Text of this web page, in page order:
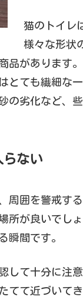
猫のトイレ
様々な形状
品があります
とても繊細な
の劣化など、
らない
周囲を警戒す
所が良いでし
瞬間です。
して十分に注
てて近づいて